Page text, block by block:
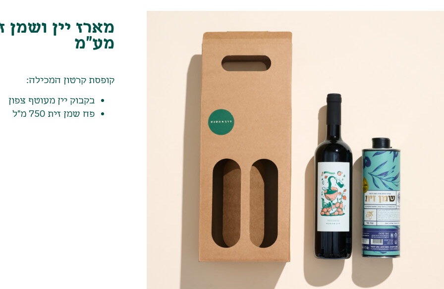
מע"מ
קופסת קרטון המכילה:
בקבוק יין מעוטף צפון
פח שמן זית 750 מ"ל